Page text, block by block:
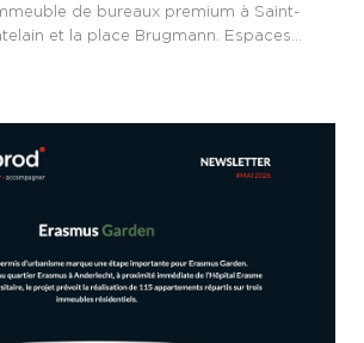
de bureaux premium à Saint-
et la place Brugmann. Espaces